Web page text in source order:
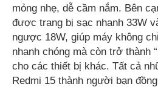
mỏng nhẹ, dễ cầm nắm. Bên
được trang bị sạc nhanh 33W
ngược 18W, giúp máy không
nhanh chóng mà còn trở thành
cho các thiết bị khác. Tất cả
Redmi 15 thành người bạn